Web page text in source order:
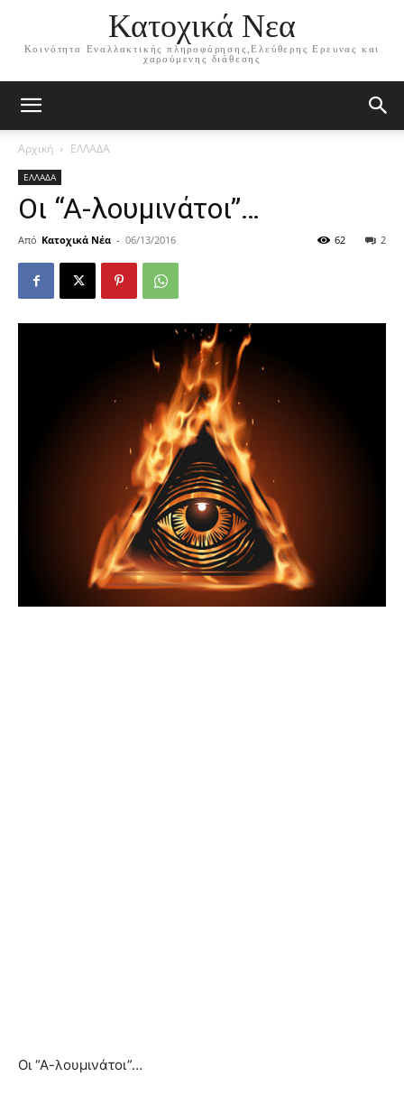
Κατοχικά Νεα
Κοινότητα Εναλλακτικής πληροφόρησης,Ελεύθερης Ερευνας και
χαρούμενης διάθεσης
Αρχική ΕΛΛΑΔΑ
ΕΛΛΑΔΑ
Οι “Α-λουμινάτοι”…
Από Κατοχικά Νέα - 06/13/2016 2
62
Οι “Α-λουμινάτοι”…